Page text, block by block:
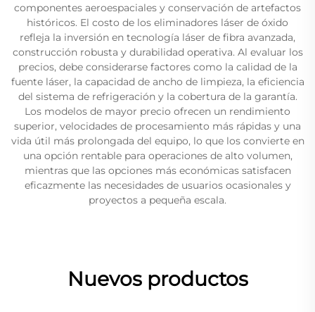
componentes aeroespaciales y conservación de artefactos
históricos. El costo de los eliminadores láser de óxido
refleja la inversión en tecnología láser de fibra avanzada,
construcción robusta y durabilidad operativa. Al evaluar los
precios, debe considerarse factores como la calidad de la
fuente láser, la capacidad de ancho de limpieza, la eficiencia
del sistema de refrigeración y la cobertura de la garantía.
Los modelos de mayor precio ofrecen un rendimiento
superior, velocidades de procesamiento más rápidas y una
vida útil más prolongada del equipo, lo que los convierte en
una opción rentable para operaciones de alto volumen,
mientras que las opciones más económicas satisfacen
eficazmente las necesidades de usuarios ocasionales y
proyectos a pequeña escala.
Nuevos productos